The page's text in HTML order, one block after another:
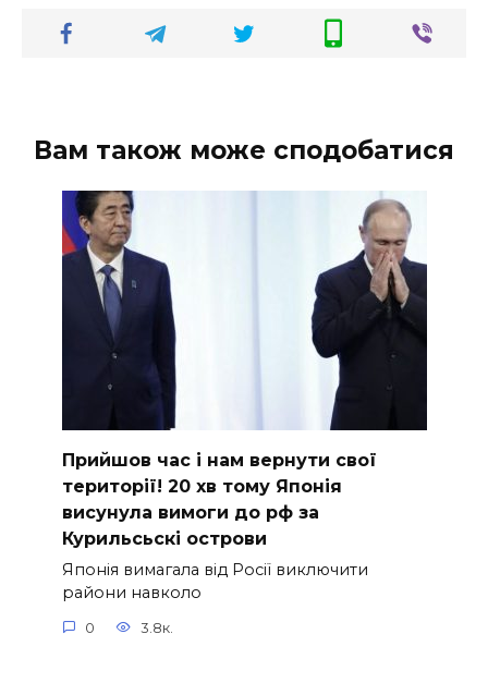
Вам також може сподобатися
Прийшов час і нам вернути свої
території! 20 хв тому Японія
висунула вимоги до рф за
Курильсьскі острови
Японія вимагала від Росії виключити
райони навколо
0 3.8к.